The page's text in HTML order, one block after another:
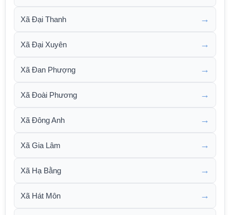
Xã Đại Thanh →
Xã Đại Xuyên →
Xã Đan Phượng →
Xã Đoài Phương →
Xã Đông Anh →
Xã Gia Lâm →
Xã Hạ Bằng →
Xã Hát Môn →